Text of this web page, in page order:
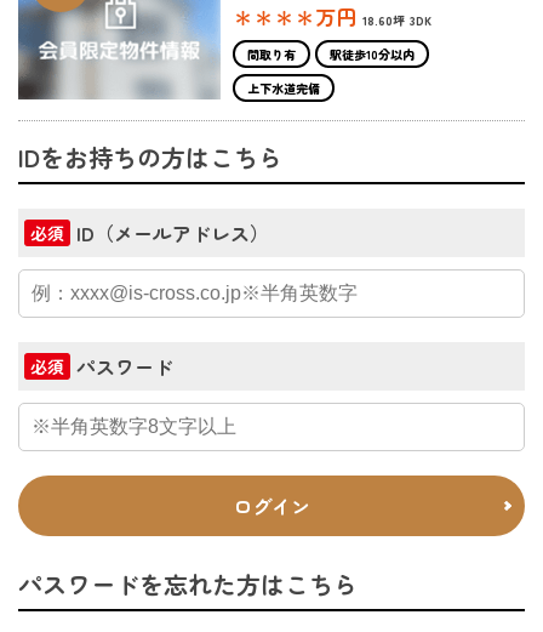
＊＊＊＊万円 18.60坪 3DK
間取り有
駅徒歩10分以内
上下水道完備
IDをお持ちの方はこちら
必須 ID（メールアドレス）
必須 パスワード
ログイン
パスワードを忘れた方はこちら